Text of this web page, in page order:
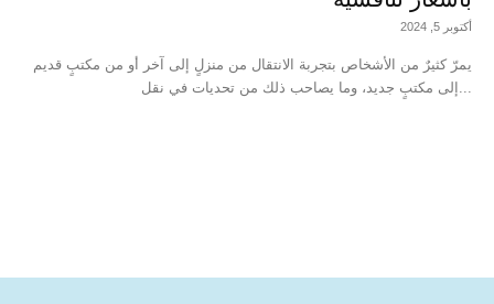
أكتوبر 5, 2024
يمرّ كثيرٌ من الأشخاص بتجربة الانتقال من منزلٍ إلى آخر أو من مكتبٍ قديم
إلى مكتبٍ جديد، وما يصاحب ذلك من تحديات في نقل...